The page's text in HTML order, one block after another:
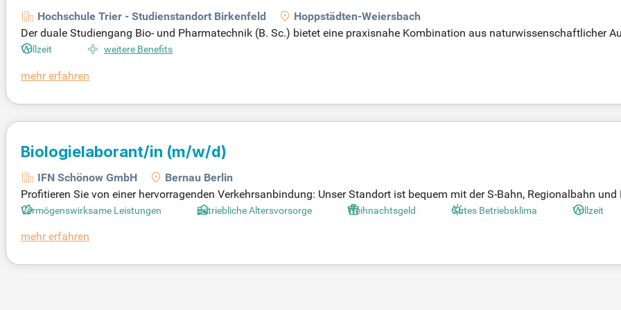
Hochschule Trier - Studienstandort Birkenfeld
Hoppstädten-Weiersbach
Der duale Studiengang Bio- und Pharmatechnik (B. Sc.) bietet eine praxisnahe Kombination aus naturwissenschaftlicher
hrung. In acht Semestern lernen die Studierenden die komplexen Prozesse der Biotechnologie und Pharmazie kennen.
he Analysentechniken sowie die Anforderungen der Qualitätssicherung für die Wirkstoffzulassung. Die Ausbildung findet
ech- und Pharmabranche vor.
Vollzeit weitere Benefits
mehr erfahren
Biologielaborant/in (m/w/d)
IFN Schönow GmbH
Bernau Berlin
Profitieren Sie von einer hervorragenden Verkehrsanbindung: Unser Standort ist bequem mit der S-Bahn, Regionalbahn und
n Sie Ihre Anfahrt stressfrei und effizient!
Vermögenswirksame Leistungen Betriebliche Altersvorsorge Weihnachtsgeld Gutes Betriebsklima Vollzeit
mehr erfahren